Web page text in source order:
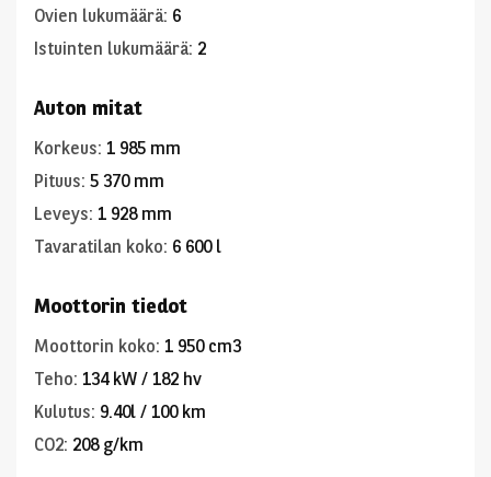
Ovien lukumäärä: 6
Istuinten lukumäärä: 2
Auton mitat
Korkeus: 1 985 mm
Pituus: 5 370 mm
Leveys: 1 928 mm
Tavaratilan koko: 6 600 l
Moottorin tiedot
Moottorin koko: 1 950 cm3
Teho: 134 kW / 182 hv
Kulutus: 9.40l / 100 km
CO2: 208 g/km